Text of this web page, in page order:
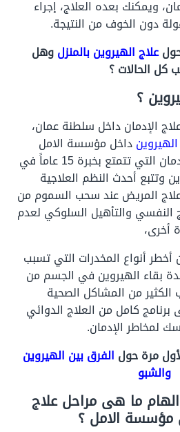
ويمكنك بعده العلاج، إجراء
دون الخوف من النتيجة.
علاج الهيروين بالمنزلوهل
كل الحالات ؟
؟
الإدمان داخل سلطنة عمان،
داخل مؤسسة الامل
للطب النفسي وعلاج الإدمان التي تتمتع بخبرة 15 عاماً في
وتتبع أحدث النظم العلاجية
المريض عند سحب السموم من
النفسي والتأهيل السلوكي لعدم
أخرى،
أنواع المخدرات التي تسبب
بقاء الهيروين في الجسم من
من المشاكل الصحية
برنامج كامل من العلاج الدوائي
لمخاطر الإدمان.
مرة حول الفرق بين الهيروين
والشبو
ما هى مراحل علاج
مؤسسة الامل ؟